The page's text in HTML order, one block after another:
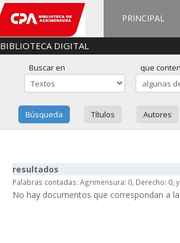
PRINCIPAL
BIBLIOTECA DIGITAL
Buscar en que
Búsqueda Títulos Autores
resultados
Palabras contadas: Agrimensura: 0, Derecho: 0,
No hay documentos que correspondan a